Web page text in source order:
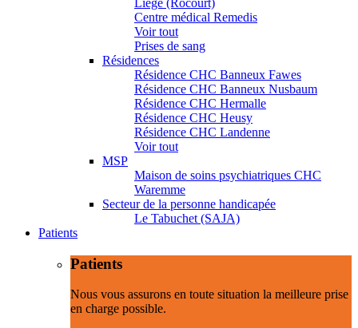
Liège (Rocourt)
Centre médical Remedis
Voir tout
Prises de sang
Résidences
Résidence CHC Banneux Fawes
Résidence CHC Banneux Nusbaum
Résidence CHC Hermalle
Résidence CHC Heusy
Résidence CHC Landenne
Voir tout
MSP
Maison de soins psychiatriques CHC
Waremme
Secteur de la personne handicapée
Le Tabuchet (SAJA)
Patients
Patients
Nous vous assurons en toute situation la meilleure prise
en charge possible.